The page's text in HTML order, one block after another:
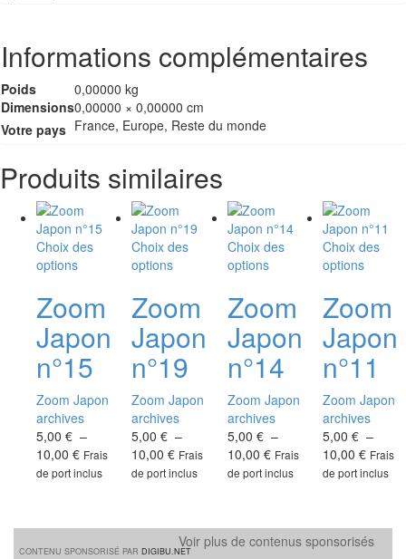
Informations complémentaires
Poids
0,00000 kg
Dimensions0,00000 × 0,00000 cm
Votre pays France, Europe, Reste du monde
Produits similaires
Choix des
optionsCe
a
plusieurs
variations.
Les
options
peuvent
être
choisies
la
page
Zoom
Japon
n°15
Zoom Japon
archives
5,00 € –
10,00 €Plage
de
à
10,00 €
Frais
de port inclus
Choix des
optionsCe
a
plusieurs
variations.
Les
options
peuvent
être
choisies
la
page
Zoom
Japon
n°19
Zoom Japon
archives
5,00€ –
10,00€Plage
de
à
10,00 €
Frais
de port inclus
Choix des
optionsCe
a
plusieurs
variations.
Les
options
peuvent
être
choisies
la
page
Zoom
Japon
n°14
Zoom Japon
archives
5,00 € –
10,00 €Plage
de
à
10,00 €
Frais
de port inclus
Choix des
optionsCe
a
Les
être
la
page
Zoom
Japon
n°11
Zoom Japon
archives
5,00€ –
10,00€Plage
de
à
10,00
Frais
de port inclus
CONTENU SPONSORISÉ PAR DIGIBU.NET
Voir plus de contenus sponsorisés